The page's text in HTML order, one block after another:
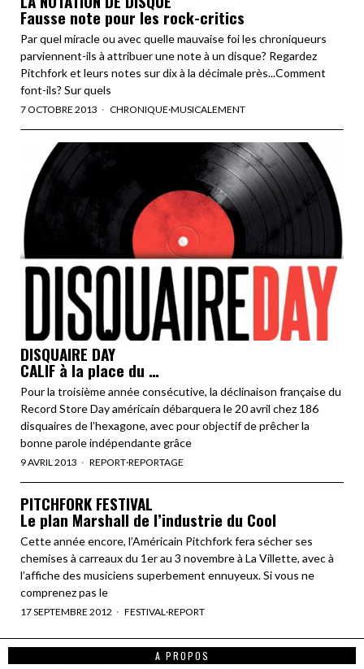
Fausse note pour les rock-critics
Par quel miracle ou avec quelle mauvaise foi les chroniqueurs
parviennent-ils à attribuer une note à un disque? Regardez
Pitchfork et leurs notes sur dix à la décimale près...Comment
font-ils? Sur quels
7 OCTOBRE 2013 CHRONIQUE·MUSICALEMENT
DISQUAIRE DAY
CALIF à la place du …
Pour la troisième année consécutive, la déclinaison française du
Record Store Day américain débarquera le 20 avril chez 186
disquaires de l’hexagone, avec pour objectif de prêcher la
bonne parole indépendante grâce
9 AVRIL 2013 REPORT·REPORTAGE
PITCHFORK FESTIVAL
Le plan Marshall de l’industrie du Cool
Cette année encore, l’Américain Pitchfork fera sécher ses
chemises à carreaux du 1er au 3 novembre à La Villette, avec à
l’affiche des musiciens superbement ennuyeux. Si vous ne
comprenez pas le
17 SEPTEMBRE 2012 FESTIVAL ·REPORT
A PROPOS